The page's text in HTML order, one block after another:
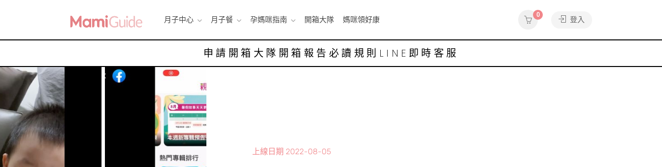
月子中心 月子餐 孕媽咪指南 開箱大隊 媽咪領好康
0
登入
申請開箱大隊 開箱報告 必讀規則 LINE即時客服
上線日期 2022-08-05